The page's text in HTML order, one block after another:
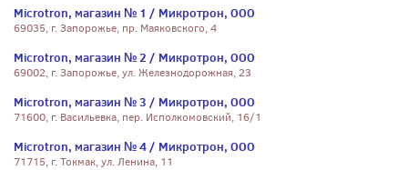
Microtron, магазин № 1 / Микротрон, ООО
69035, г. Запорожье, пр. Маяковского, 4
Microtron, магазин № 2 / Микротрон, ООО
69002, г. Запорожье, ул. Железнодорожная, 23
Microtron, магазин № 3 / Микротрон, ООО
71600, г. Васильевка, пер. Исполкомовский, 16/1
Microtron, магазин № 4 / Микротрон, ООО
71715, г. Токмак, ул. Ленина, 11